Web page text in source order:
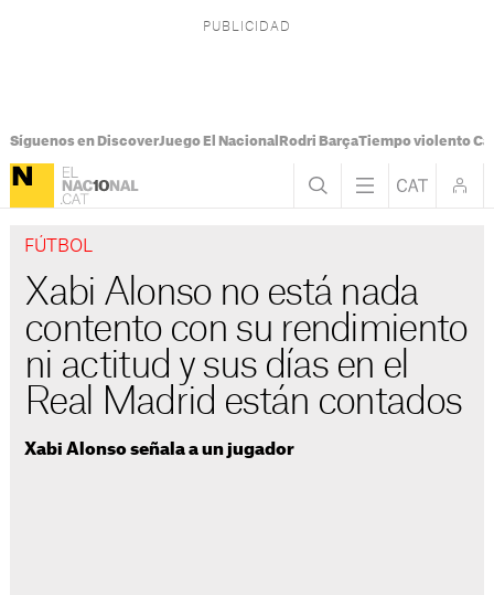
Síguenos en DiscoverJuego El Nacional Rodri BarçaTiempo violento
FÚTBOL
Xabi Alonso no está nada
contento con su rendimiento
ni actitud y sus días en el
Real Madrid están contados
Xabi Alonso señala a un jugador